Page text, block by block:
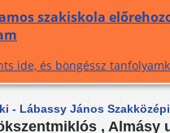
szakiskola
ide, és böngéssz
- Lábassy János
, Almásy